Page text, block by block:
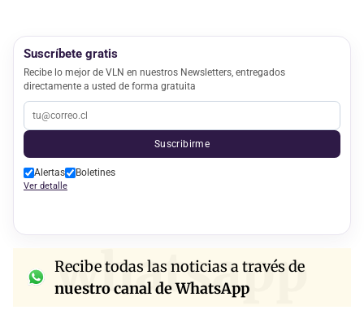
Suscríbete gratis
Recibe lo mejor de VLN en nuestros Newsletters, entregados
directamente a usted de forma gratuita
Suscribirme
Alertas Boletines
Ver detalle
whatsapp
Recibe todas las noticias a través de
nuestro canal de WhatsApp